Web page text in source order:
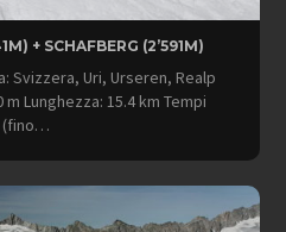
+ SCHAFBERG (2’591M)
Svizzera, Uri, Urseren, Realp
Lunghezza: 15.4 km Tempi
(fino…